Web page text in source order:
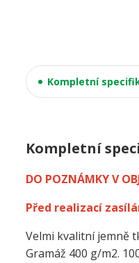
Kompletní
Kompletní
DO POZNÁMKY V
Před realizací
Velmi kvalitní jemně
Gramáž 400 g/m2.